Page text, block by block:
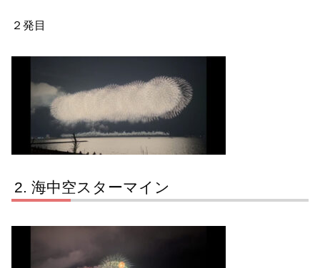
２発目
海中空スターマイン